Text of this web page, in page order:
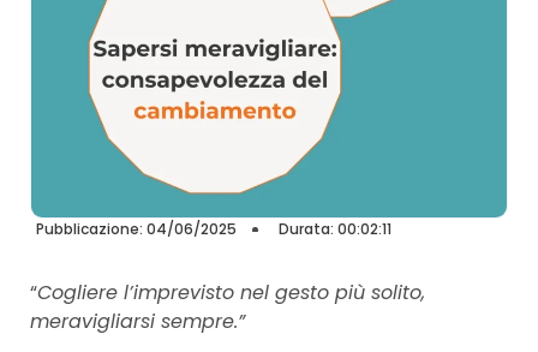
Pubblicazione: 04/06/2025 Durata: 00:02:11
“Cogliere l’imprevisto nel gesto più solito,
meravigliarsi sempre.”